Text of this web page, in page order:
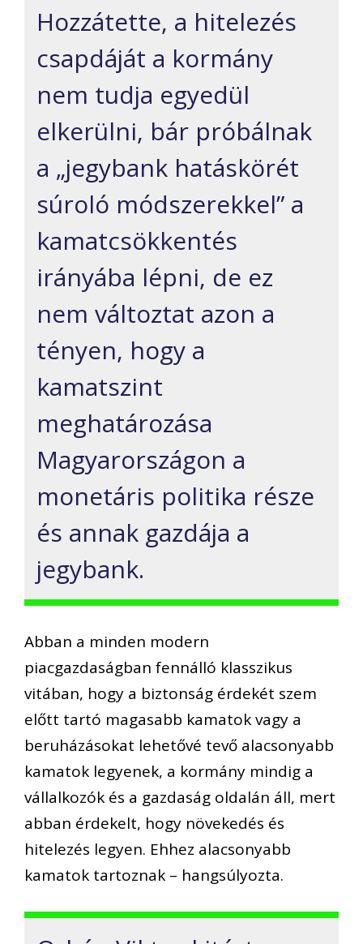
Hozzátette, a hitelezés
csapdáját a kormány
nem tudja egyedül
elkerülni, bár próbálnak
a „jegybank hatáskörét
súroló módszerekkel” a
kamatcsökkentés
irányába lépni, de ez
nem változtat azon a
tényen, hogy a
kamatszint
meghatározása
Magyarországon a
monetáris politika része
és annak gazdája a
jegybank.
Abban a minden modern
piacgazdaságban fennálló klasszikus
vitában, hogy a biztonság érdekét szem
előtt tartó magasabb kamatok vagy a
beruházásokat lehetővé tevő alacsonyabb
kamatok legyenek, a kormány mindig a
vállalkozók és a gazdaság oldalán áll, mert
abban érdekelt, hogy növekedés és
hitelezés legyen. Ehhez alacsonyabb
kamatok tartoznak – hangsúlyozta.